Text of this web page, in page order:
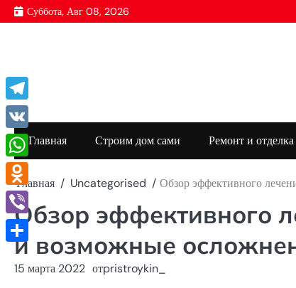
Перейти
к
Суббота, Авг 08, 2026
Главная Строим дом сами Ремонт и отделка
Главная Uncategorised Обзор эффективного
Обзор эффективного
и возможные
15 марта 2022 отpristroykin_
Telegram
VK
WhatsApp
Odnoklassniki
Viber
Отправить